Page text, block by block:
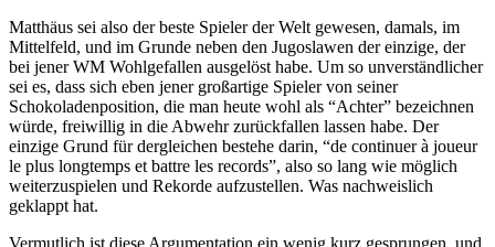
Matthäus sei also der beste Spieler der Welt gewesen, damals, im
Mittelfeld, und im Grunde neben den Jugoslawen der einzige, der
bei jener WM Wohlgefallen ausgelöst habe. Um so unverständlicher
sei es, dass sich eben jener großartige Spieler von seiner
Schokoladenposition, die man heute wohl als “Achter” bezeichnen
würde, freiwillig in die Abwehr zurückfallen lassen habe. Der
einzige Grund für dergleichen bestehe darin, “de continuer à joueur
le plus longtemps et battre les records”, also so lang wie möglich
weiterzuspielen und Rekorde aufzustellen. Was nachweislich
geklappt hat.
Vermutlich ist diese Argumentation ein wenig kurz gesprungen, und